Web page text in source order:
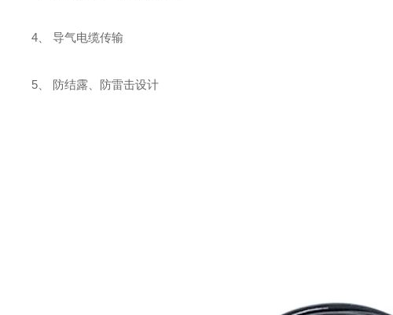
4、 导气电缆传输
5、 防结露、防雷击设计